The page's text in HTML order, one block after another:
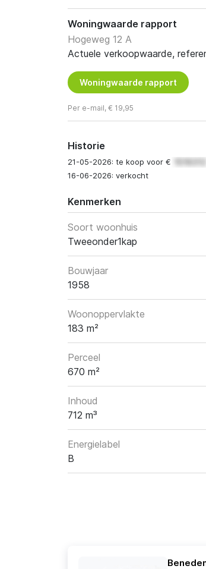
Woningwaarde rapport
Hogeweg 12 A
Actuele verkoopwaarde,
Woningwaarde rapport
Per e-mail, € 19,95
Historie
21-05-2026: te koop voor €
16-06-2026: verkocht
Kenmerken
Soort woonhuis
Tweeonder1kap
Bouwjaar
1958
Woonoppervlakte
183 m²
Perceel
670 m²
Inhoud
712 m³
Energielabel
B